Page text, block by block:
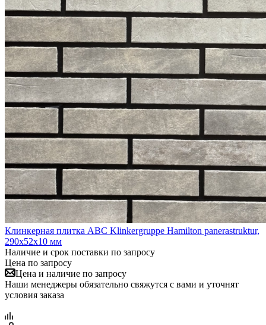
Клинкерная плитка ABC Klinkergruppe Hamilton panerastruktur,
290х52х10 мм
Наличие и срок поставки по запросу
Цена по запросу
Цена и наличие по запросу
Наши менеджеры обязательно свяжутся с вами и уточнят
условия заказа